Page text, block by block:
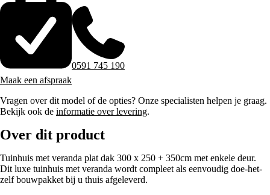
Maak een afspraak
0591 745 190
Vragen over dit model of de opties? Onze specialisten helpen je graag.
Bekijk ook de informatie over levering.
Over dit product
Tuinhuis met veranda plat dak 300 x 250 + 350cm met enkele deur.
Dit luxe tuinhuis met veranda wordt compleet als eenvoudig doe-het-
zelf bouwpakket bij u thuis afgeleverd.